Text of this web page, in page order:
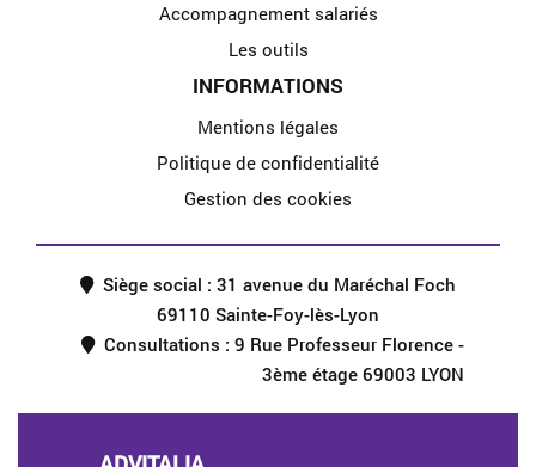
Accompagnement salariés
Les outils
INFORMATIONS
Mentions légales
Politique de confidentialité
Gestion des cookies
Siège social : 31 avenue du Maréchal Foch
69110 Sainte-Foy-lès-Lyon
Consultations : 9 Rue Professeur Florence -
3ème étage 69003 LYON